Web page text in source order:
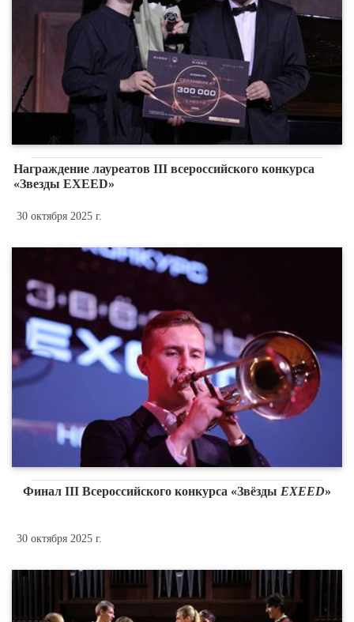
Награждение лауреатов III всероссийского конкурса
«Звезды EXEED»
30 октября 2025 г.
Финал III Всероссийского конкурса «Звёзды EXEED»
30 октября 2025 г.